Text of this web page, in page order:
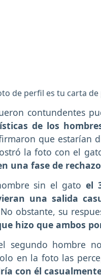
de perfil es tu carta
contundentes
de los
que estarían
la foto con el
una fase de
sin el gato el
una salida
obstante, su
hizo que ambos
segundo hombre
en la foto las
con él